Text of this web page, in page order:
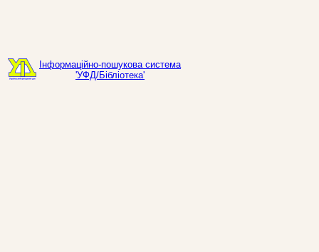
Інформаційно-пошукова система
'УФД/Бібліотека'